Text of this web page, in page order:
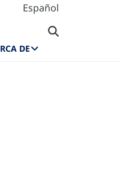
Español
DE